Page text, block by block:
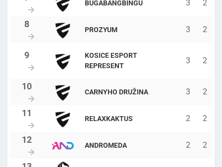
BUGABANGBINGU 3 2
PROZYUM 3 2
KOSICE ESPORT
REPRESENT
3 2
CARNYHO DRUŽINA 3 2
RELAXKAKTUS 2 2
ANDROMEDA 2 2